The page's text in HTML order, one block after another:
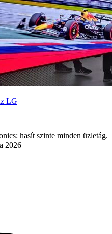
LG
hasít szinte minden üzletág.
2026